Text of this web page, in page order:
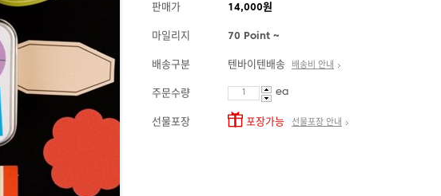
판매가 14,000원
마일리지 70 Point ~
배송구분 텐바이텐배송 배송비 안내
주문수량 ea
선물포장 포장가능 선물포장 안내